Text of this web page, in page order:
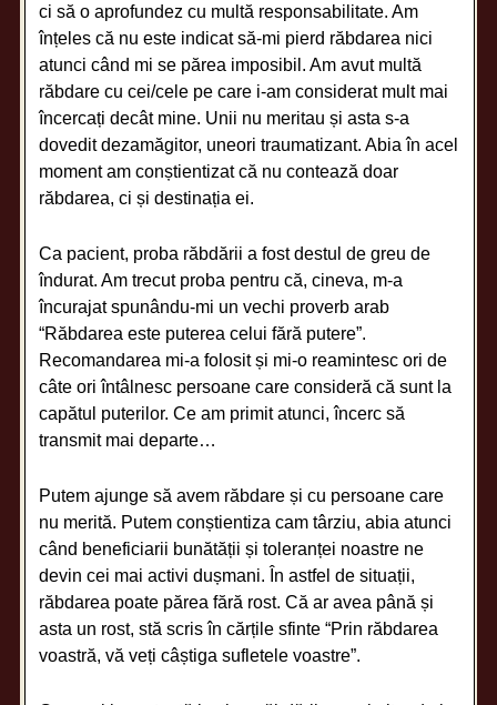
ci să o aprofundez cu multă responsabilitate. Am
înțeles că nu este indicat să-mi pierd răbdarea nici
atunci când mi se părea imposibil. Am avut multă
răbdare cu cei/cele pe care i-am considerat mult mai
încercați decât mine. Unii nu meritau și asta s-a
dovedit dezamăgitor, uneori traumatizant. Abia în acel
moment am conștientizat că nu contează doar
răbdarea, ci și destinația ei.
Ca pacient, proba răbdării a fost destul de greu de
îndurat. Am trecut proba pentru că, cineva, m-a
încurajat spunându-mi un vechi proverb arab
“Răbdarea este puterea celui fără putere”.
Recomandarea mi-a folosit și mi-o reamintesc ori de
câte ori întâlnesc persoane care consideră că sunt la
capătul puterilor. Ce am primit atunci, încerc să
transmit mai departe…
Putem ajunge să avem răbdare și cu persoane care
nu merită. Putem conștientiza cam târziu, abia atunci
când beneficiarii bunătății și toleranței noastre ne
devin cei mai activi dușmani. În astfel de situații,
răbdarea poate părea fără rost. Că ar avea până și
asta un rost, stă scris în cărțile sfinte “Prin răbdarea
voastră, vă veți câștiga sufletele voastre”.